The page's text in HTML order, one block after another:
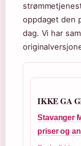
oppdaget den
dag. Vi har
IKKE GA
Stavanger
priser og